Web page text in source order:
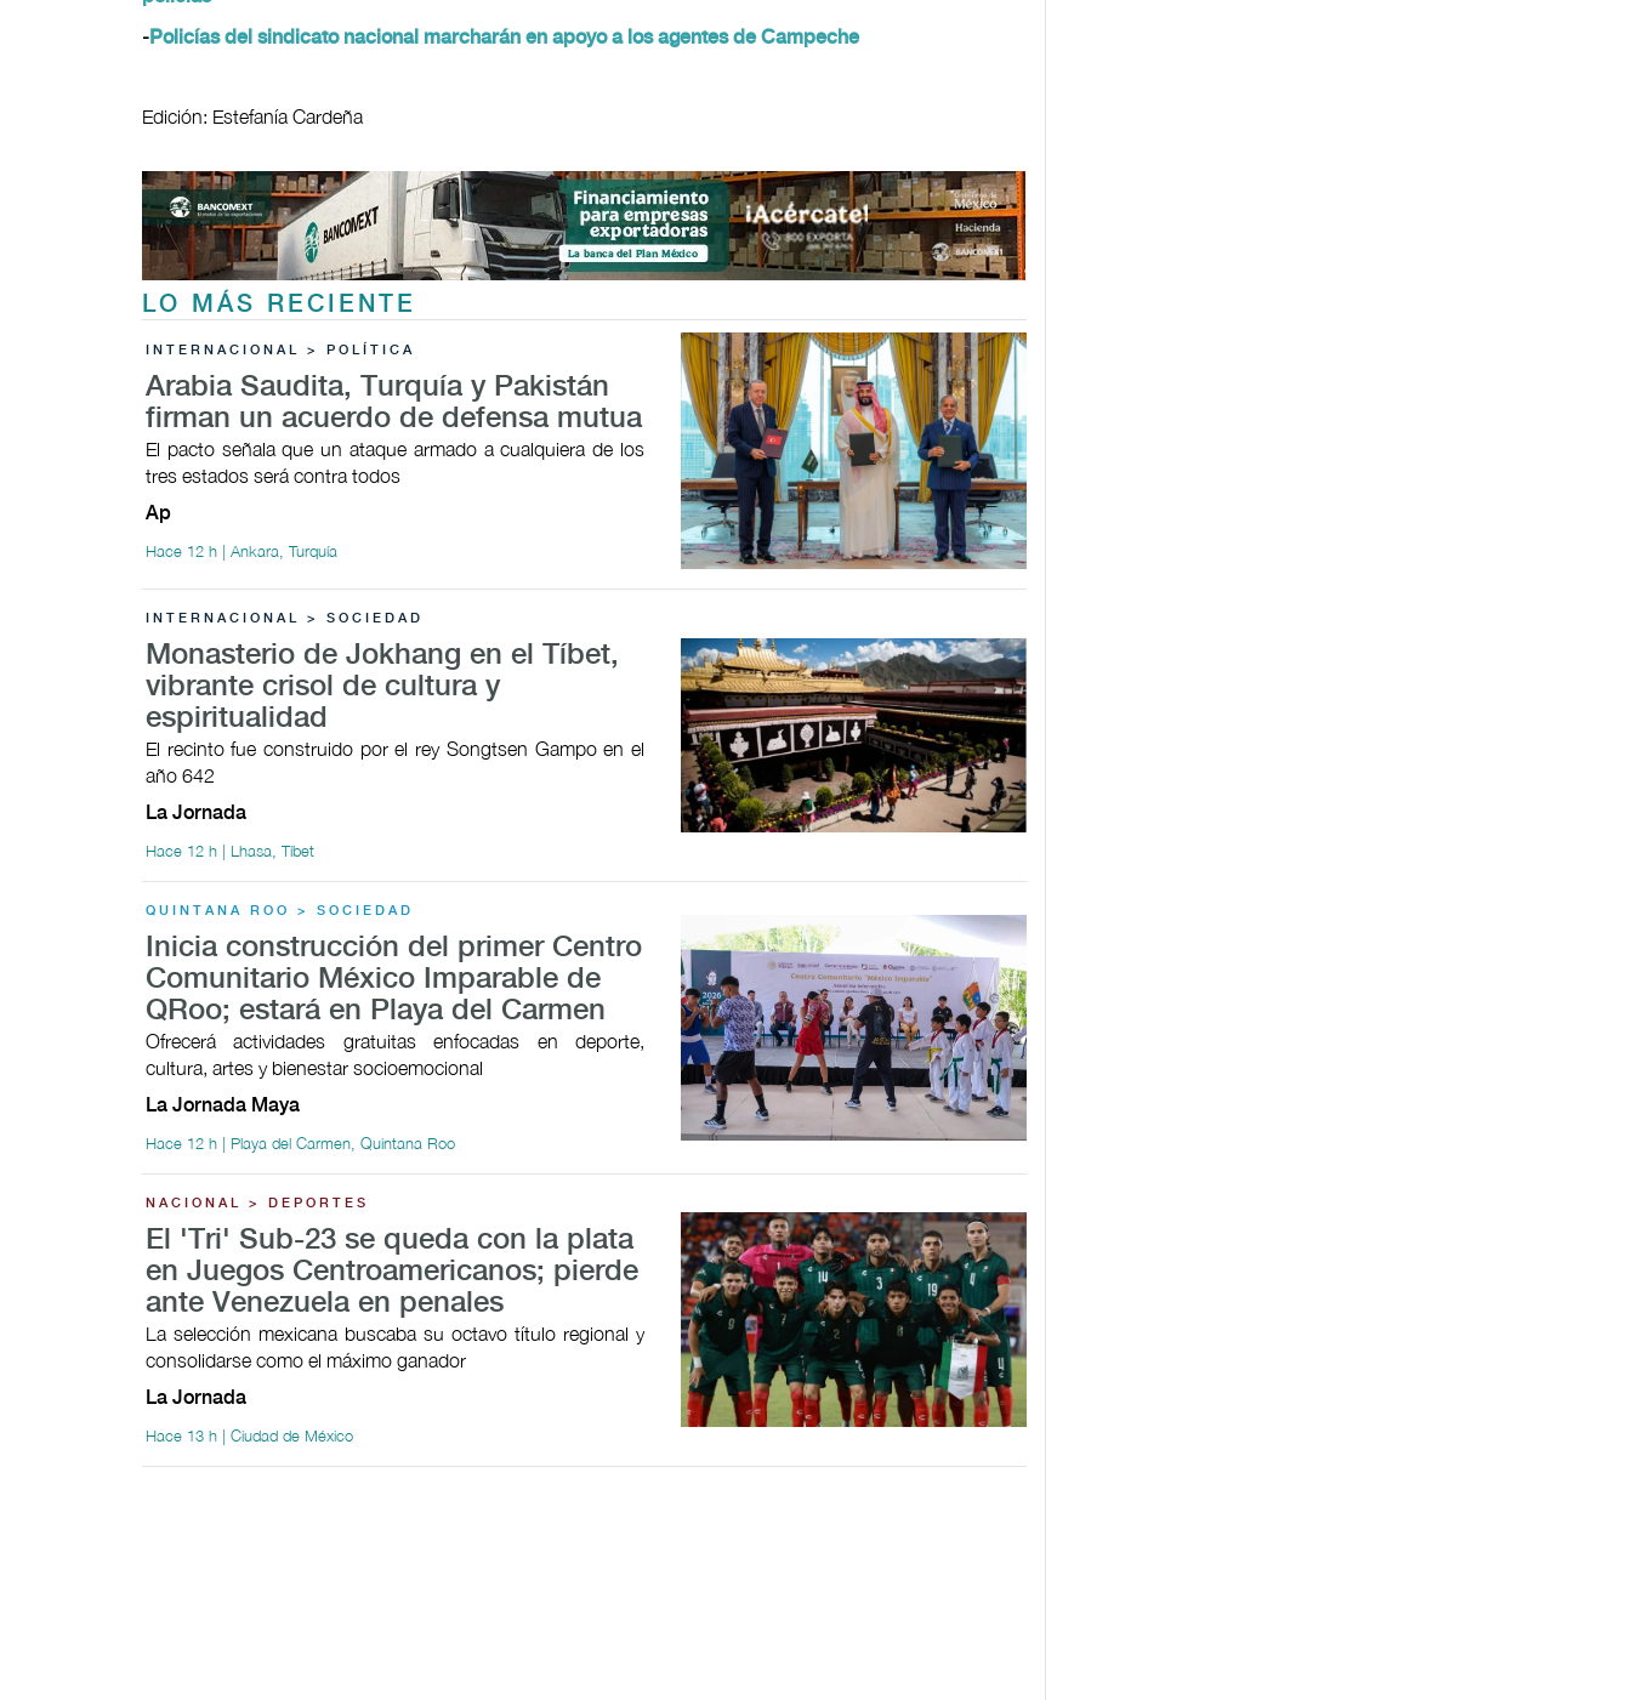
-Policías del sindicato nacional marcharán en apoyo a los agentes de Campeche
Edición: Estefanía Cardeña
LO MÁS RECIENTE
INTERNACIONAL > POLÍTICA
Arabia Saudita, Turquía y Pakistán
firman un acuerdo de defensa mutua
El pacto señala que un ataque armado a cualquiera de los
tres estados será contra todos
Ap
Hace 12 h | Ankara, Turquía
INTERNACIONAL > SOCIEDAD
Monasterio de Jokhang en el Tíbet,
vibrante crisol de cultura y
espiritualidad
El recinto fue construido por el rey Songtsen Gampo en el
año 642
La Jornada
Hace 12 h | Lhasa, Tíbet
QUINTANA ROO > SOCIEDAD
Inicia construcción del primer Centro
Comunitario México Imparable de
QRoo; estará en Playa del Carmen
Ofrecerá actividades gratuitas enfocadas en deporte,
cultura, artes y bienestar socioemocional
La Jornada Maya
Hace 12 h | Playa del Carmen, Quintana Roo
NACIONAL > DEPORTES
El 'Tri' Sub-23 se queda con la plata
en Juegos Centroamericanos; pierde
ante Venezuela en penales
La selección mexicana buscaba su octavo título regional y
consolidarse como el máximo ganador
La Jornada
Hace 13 h | Ciudad de México